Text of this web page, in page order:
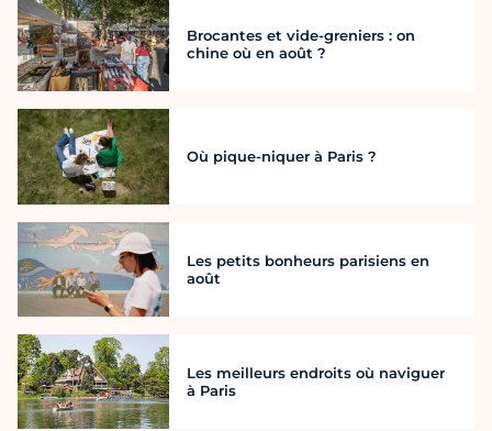
Brocantes et vide-greniers : on
chine où en août ?
Où pique-niquer à Paris ?
Les petits bonheurs parisiens en
août
Les meilleurs endroits où naviguer
à Paris